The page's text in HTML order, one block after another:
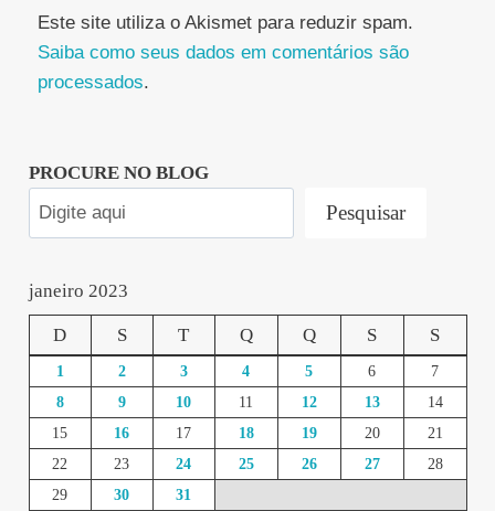
Este site utiliza o Akismet para reduzir spam.
Saiba como seus dados em comentários são
processados.
PROCURE NO BLOG
Pesquisar
janeiro 2023
D S T Q Q S S
1 2 3 4 5 6
7
8
9 10 11 12 13
14
15
16 17 18 19 20
21
22
23 24 25 26 27
28
29
30 31